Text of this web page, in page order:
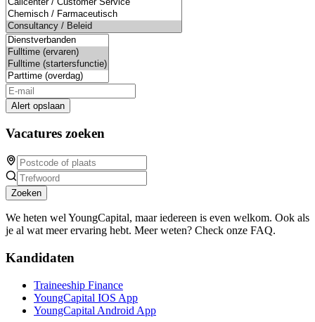
Alert opslaan
Vacatures zoeken
Zoeken
We heten wel YoungCapital, maar iedereen is even welkom. Ook als
je al wat meer ervaring hebt. Meer weten? Check onze FAQ.
Kandidaten
Traineeship Finance
YoungCapital IOS App
YoungCapital Android App